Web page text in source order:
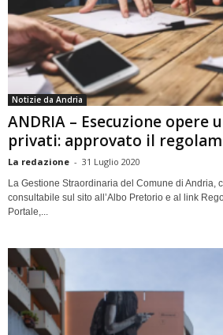
Notizie da Andria
ANDRIA – Esecuzione opere
privati: approvato il
La redazione - 31 Luglio 2020
La Gestione Straordinaria del Comune di Andria,
consultabile sul sito all’Albo Pretorio e al link
Portale,...